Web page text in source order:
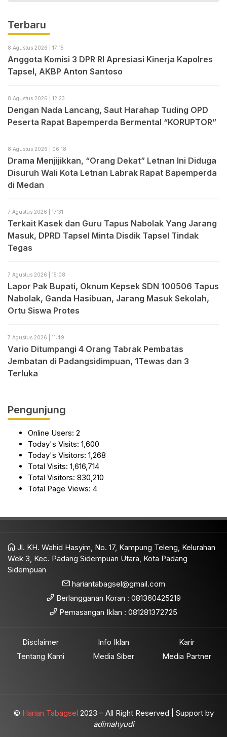
Terbaru
8 Agustus 2026 | 17:15
Anggota Komisi 3 DPR RI Apresiasi Kinerja Kapolres
Tapsel, AKBP Anton Santoso
8 Agustus 2026 | 12:23
Dengan Nada Lancang, Saut Harahap Tuding OPD
Peserta Rapat Bapemperda Bermental “KORUPTOR”
8 Agustus 2026 | 06:18
Drama Menjijikkan, “Orang Dekat” Letnan Ini Diduga
Disuruh Wali Kota Letnan Labrak Rapat Bapemperda
di Medan
7 Agustus 2026 | 17:31
Terkait Kasek dan Guru Tapus Nabolak Yang Jarang
Masuk, DPRD Tapsel Minta Disdik Tapsel Tindak
Tegas
7 Agustus 2026 | 15:08
Lapor Pak Bupati, Oknum Kepsek SDN 100506 Tapus
Nabolak, Ganda Hasibuan, Jarang Masuk Sekolah,
Ortu Siswa Protes
7 Agustus 2026 | 11:49
Vario Ditumpangi 4 Orang Tabrak Pembatas
Jembatan di Padangsidimpuan, 1Tewas dan 3
Terluka
Pengunjung
Online Users: 2
Today's Visits: 1,600
Today's Visitors: 1,268
Total Visits: 1,616,714
Total Visitors: 830,210
Total Page Views: 4
Jl. KH. Wahid Hasyim, No. 17, Kampung Teleng, Kelurahan
Wek 3, Kec. Padang Sidempuan Utara, Kota Padang
Sidempuan
hariantabagsel@gmail.com
Berlangganan Koran : 081360425219
Pemasangan Iklan : 081281372725
Disclaimer
Tentang Kami
Info Iklan
Media Siber
Karir
Media Partner
© Harian Tabagsel 2023 – All Right Reserved | Support by
adimahyudi